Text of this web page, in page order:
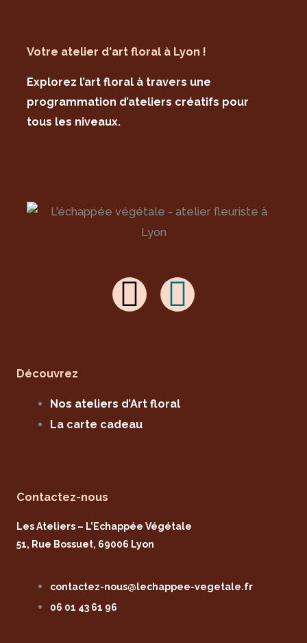
Votre atelier d'art floral à Lyon !
Explorez l’art floral à travers une
programmation d’ateliers créatifs pour
tous les niveaux.
n
a
g
m
a
b
-
Découvrez
Nos ateliers d’Art floral
La carte cadeau
Contactez-nous
Les Ateliers – L’Echappée Végétale
51, Rue Bossuet, 69006 Lyon
contactez-nous@lechappee-vegetale.fr
06 01 43 61 96